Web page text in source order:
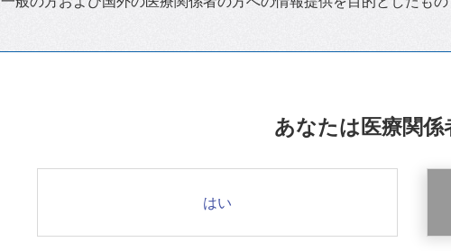
あなたは医療関係
はい